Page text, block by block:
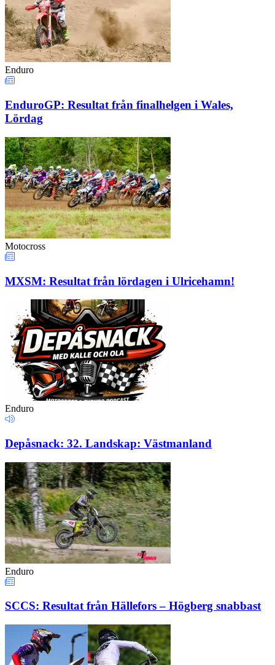
Enduro
EnduroGP: Resultat från finalhelgen i Wales,
Lördag
Motocross
MXSM: Resultat från lördagen i Ulricehamn!
Enduro
Depåsnack: 32. Landskap: Västmanland
Enduro
SCCS: Resultat från Hällefors – Högberg snabbast